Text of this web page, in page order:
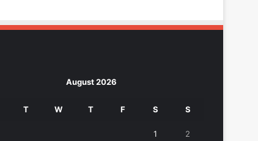
August 2026
T W T F S S
1 2